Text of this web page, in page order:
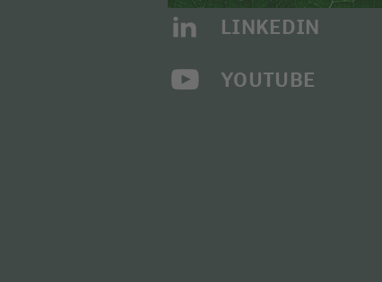
LINKEDIN
YOUTUBE